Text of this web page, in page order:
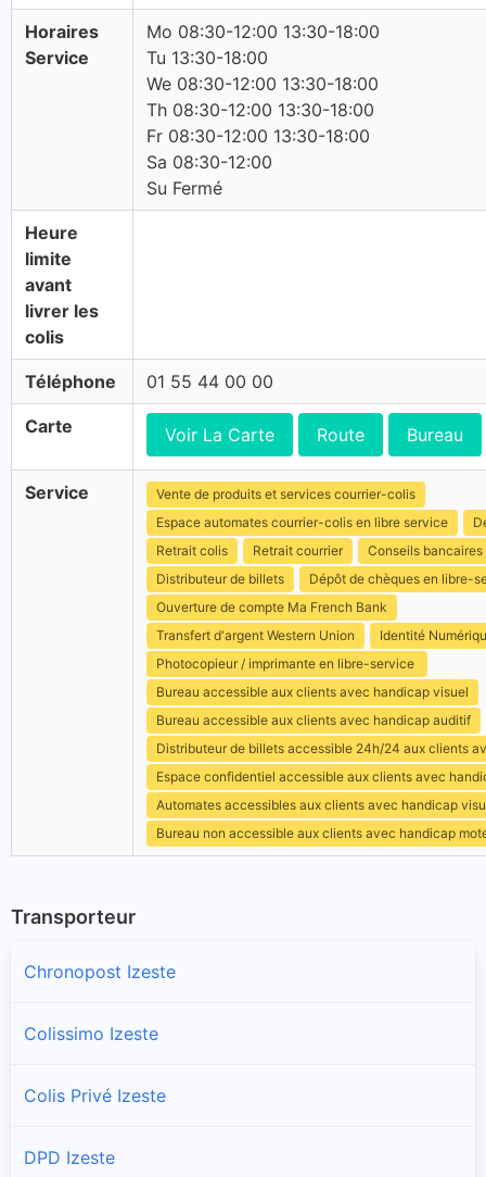
Horaires
Service
Mo 08:30-12:00 13:30-18:00
Tu 13:30-18:00
We 08:30-12:00 13:30-18:00
Th 08:30-12:00 13:30-18:00
Fr 08:30-12:00 13:30-18:00
Sa 08:30-12:00
Su Fermé
Heure
limite
avant
livrer les
colis
Téléphone 01 55 44 00 00
Carte Voir La Carte Route Bureau
Service
Vente de produits et services courrier-colis
Espace automates courrier-colis en libre service
Retrait colis
Retrait courrier
Conseils bancaires
Distributeur de billets
Dépôt de chèques en libre-
Ouverture de compte Ma French Bank
Transfert d'argent Western Union
Identité
Photocopieur / imprimante en libre-service
Bureau accessible aux clients avec handicap visuel
Bureau accessible aux clients avec handicap auditif
Distributeur de billets accessible 24h/24 aux clients
Espace confidentiel accessible aux clients avec
Automates accessibles aux clients avec handicap
Bureau non accessible aux clients avec handicap
Transporteur
Chronopost Izeste
Colissimo Izeste
Colis Privé Izeste
DPD Izeste